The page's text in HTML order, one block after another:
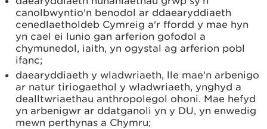
canolbwyntio'n benodol ar ddaearyddiaeth
cenedlaetholdeb Cymreig a'r ffordd y mae hyn
yn cael ei lunio gan arferion gofodol a
chymunedol, iaith, yn ogystal ag arferion pobl
ifanc;
daearyddiaeth y wladwriaeth, lle mae'n arbenigo
ar natur tiriogaethol y wladwriaeth, ynghyd a
dealltwriaethau anthropolegol ohoni. Mae hefyd
yn arbenigwr ar ddatganoli yn y DU, yn enwedig
mewn perthynas a Chymru;